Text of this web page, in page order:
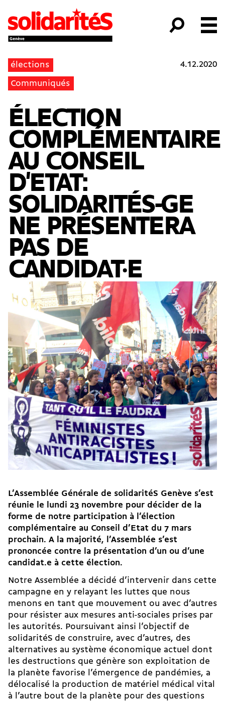
élections
Communiqués
4.12.2020
ÉLECTION
COMPLÉMENTAIRE
AU CONSEIL
D'ETAT:
SOLIDARITÉS-GE
NE PRÉSENTERA
PAS DE
CANDIDAT·E
L’Assemblée Générale de solidaritéS Genève s’est
réunie le lundi 23 novembre pour décider de la
forme de notre participation à l’élection
complémentaire au Conseil d’Etat du 7 mars
prochain. A la majorité, l’Assemblée s’est
prononcée contre la présentation d’un ou d’une
candidat.e à cette élection.
Notre Assemblée a décidé d’intervenir dans cette
campagne en y relayant les luttes que nous
menons en tant que mouvement ou avec d’autres
pour résister aux mesures anti-sociales prises par
les autorités. Poursuivant ainsi l’objectif de
solidaritéS de construire, avec d’autres, des
alternatives au système économique actuel dont
les destructions que génère son exploitation de
la planète favorise l’émergence de pandémies, a
délocalisé la production de matériel médical vital
à l’autre bout de la planète pour des questions